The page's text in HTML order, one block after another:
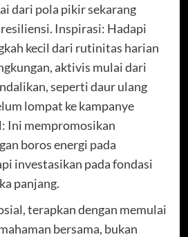
dari pola pikir sekarang
Inspirasi: Hadapi
kecil dari rutinitas harian
aktivis mulai dari
seperti daur ulang
lompat ke kampanye
Ini mempromosikan
boros energi pada
investasikan pada fondasi
panjang.
terapkan dengan memulai
bersama, bukan